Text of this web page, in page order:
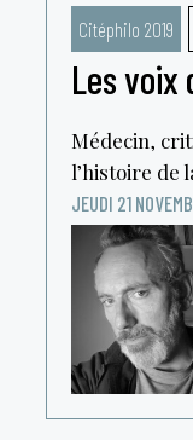
Citéphilo 2019
Les voix
Médecin,
l’histoire de
JEUDI 21